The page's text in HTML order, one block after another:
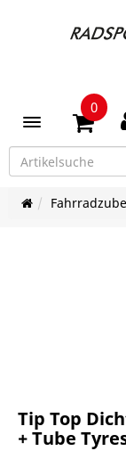
Toggle
0
Tip Top
+ Tube